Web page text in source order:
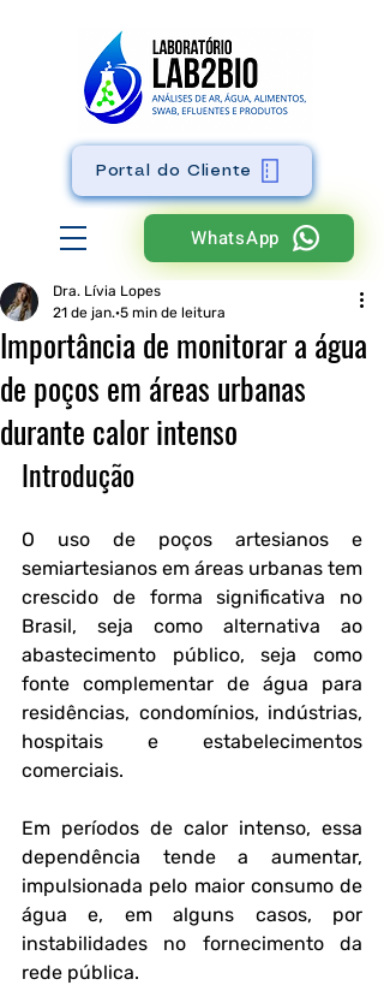
WhatsApp
Portal do Cliente
Importância de monitorar a água
de poços em áreas urbanas
durante calor intenso
Dra. Lívia Lopes
21 de jan. 5 min de leitura
Introdução
O uso de poços artesianos e
semiartesianos em áreas urbanas tem
crescido de forma significativa no
Brasil, seja como alternativa ao
abastecimento público, seja como
fonte complementar de água para
residências, condomínios, indústrias,
hospitais e estabelecimentos
comerciais.
Em períodos de calor intenso, essa
dependência tende a aumentar,
impulsionada pelo maior consumo de
água e, em alguns casos, por
instabilidades no fornecimento da
rede pública.